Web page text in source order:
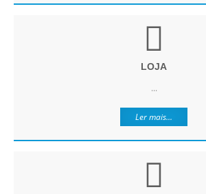
LOJA
...
Ler mais...